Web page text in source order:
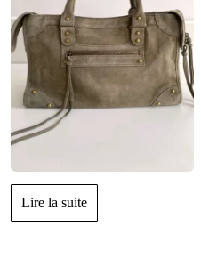
Lire la suite